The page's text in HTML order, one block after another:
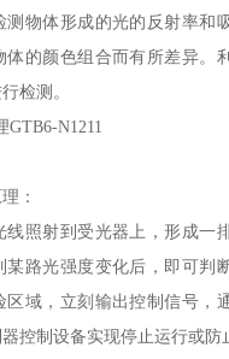
测物体形成的光的反射率和
体的颜色组合而有所差异。
检测。
：
线照射到受光器上，形成一
某路光强度变化后，即可判
区域，立刻输出控制信号，
控制设备实现停止运行或防